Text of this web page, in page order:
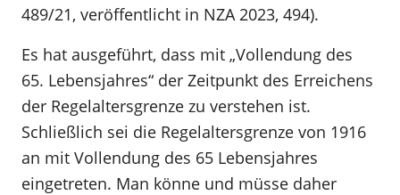
489/21, veröffentlicht in NZA 2023, 494).
Es hat ausgeführt, dass mit „Vollendung des
65. Lebensjahres“ der Zeitpunkt des Erreichens
der Regelaltersgrenze zu verstehen ist.
Schließlich sei die Regelaltersgrenze von 1916
an mit Vollendung des 65 Lebensjahres
eingetreten. Man könne und müsse daher